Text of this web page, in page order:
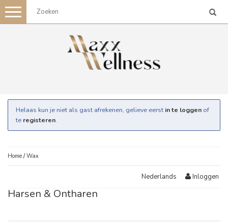
Toggle
navigation
Helaas kun je niet als gast afrekenen, gelieve eerst in te loggen of
te registeren.
Home /Wax
Nederlands Inloggen
Harsen & Ontharen